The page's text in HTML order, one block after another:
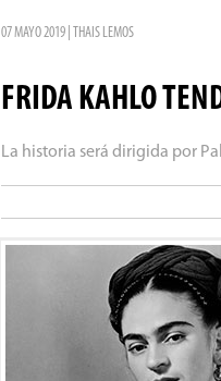
07 MAYO 2019 | THAIS LEMOS
FRIDA KAHLO
La historia será dirigida por